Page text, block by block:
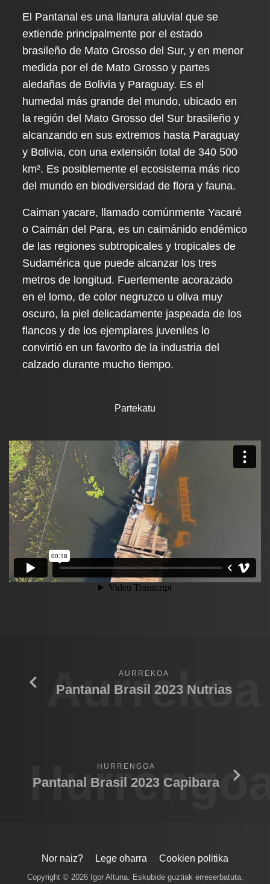
El Pantanal es una llanura aluvial que se
extiende principalmente por el estado
brasileño de Mato Grosso del Sur, y en menor
medida por el de Mato Grosso y partes
aledañas de Bolivia y Paraguay. Es el
humedal más grande del mundo, ubicado en
la región del Mato Grosso del Sur brasileño y
alcanzando en sus extremos hasta Paraguay
y Bolivia, con una extensión total de 340 500
km². Es posiblemente el ecosistema más rico
del mundo en biodiversidad de flora y fauna.
Caiman yacare, llamado comúnmente Yacaré
o Caimán del Para, es un caimánido endémico
de las regiones subtropicales y tropicales de
Sudamérica que puede alcanzar los tres
metros de longitud. Fuertemente acorazado
en el lomo, de color negruzco u oliva muy
oscuro, la piel delicadamente jaspeada de los
flancos y de los ejemplares juveniles lo
convirtió en un favorito de la industria del
calzado durante mucho tiempo.
Partekatu
Aurrekoa
AURREKOA
Pantanal Brasil 2023 Nutrias
HURRENGOA
Pantanal Brasil 2023 Capibara
Nor naiz? Lege oharra Cookien politika
Copyright © 2026 Igor Altuna. Eskubide guztiak erreserbatuta.